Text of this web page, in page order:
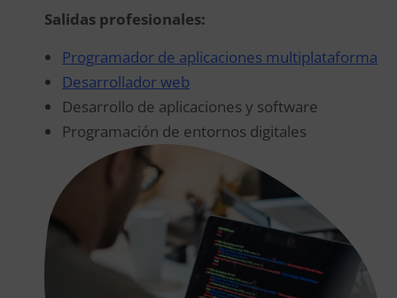
Salidas profesionales:
Programador de aplicaciones multiplataforma
Desarrollador web
Desarrollo de aplicaciones y software
Programación de entornos digitales